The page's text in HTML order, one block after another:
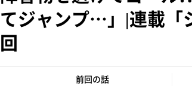
てジャンプ…」|連載「
回
前回の話